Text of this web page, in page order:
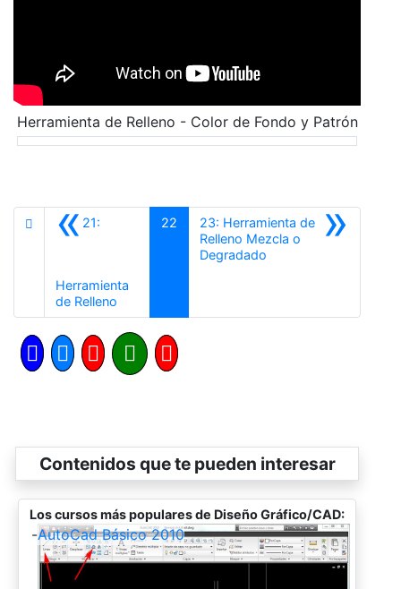
Herramienta de Relleno - Color de Fondo y Patrón
«21:
Herramienta
de Relleno
22 »
23: Herramienta de
Relleno Mezcla o
Degradado
Contenidos que te pueden interesar
Los cursos más populares de Diseño Gráfico/CAD:
-AutoCad Básico 2010